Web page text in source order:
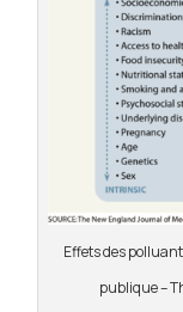
Effets des
publique –